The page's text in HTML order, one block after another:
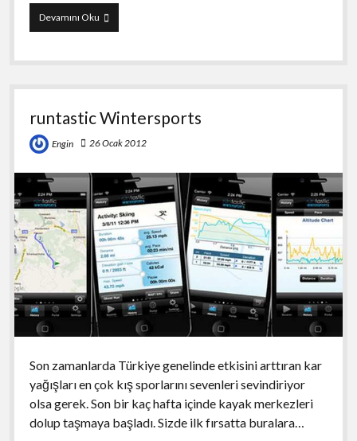
Devamını OkuPipeRoll
2
runtastic Wintersports
Engin 26 Ocak 2012
Son zamanlarda Türkiye genelinde etkisini arttıran kar
yağışları en çok kış sporlarını sevenleri sevindiriyor
olsa gerek. Son bir kaç hafta içinde kayak merkezleri
dolup taşmaya başladı. Sizde ilk fırsatta buralara…